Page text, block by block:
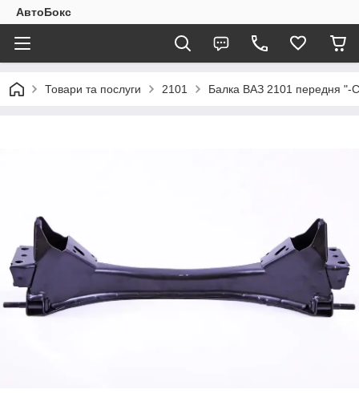
АвтоБокс
Товари та послуги 2101 Балка ВАЗ 2101 передня "-